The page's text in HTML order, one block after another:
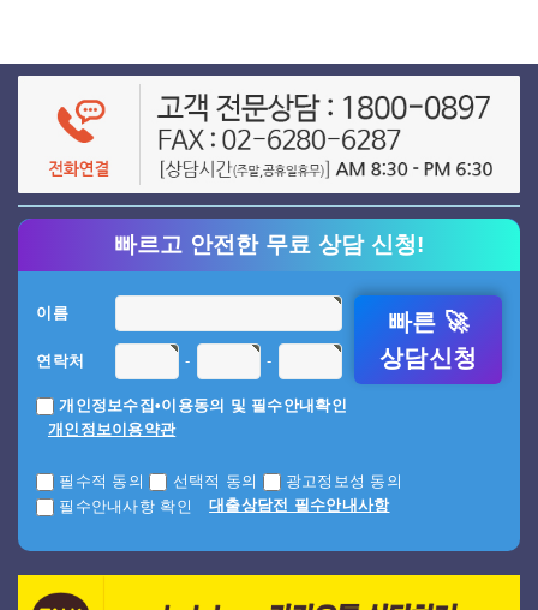
빠르고 안전한 무료 상담 신청!
이름
연락처 - -
개인정보수집•이용동의 및 필수안내확인
개인정보이용약관
필수적 동의 선택적 동의
광고정보성 동의
필수안내사항 확인
대출상담전 필수안내사항
빠른 🚀
상담신청